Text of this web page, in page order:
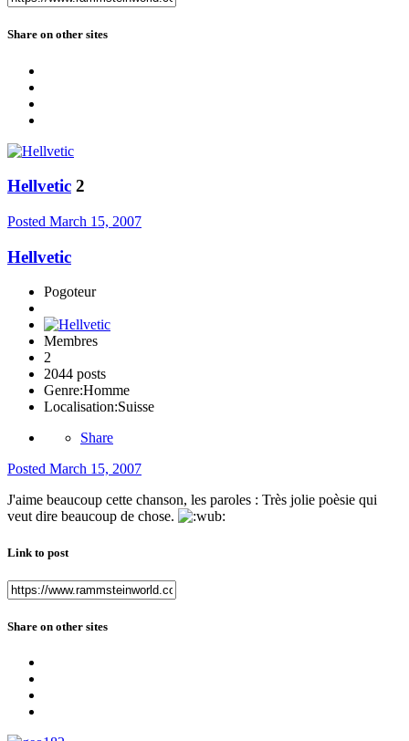
Share on other sites
Hellvetic 2
Posted March 15, 2007
Hellvetic
Pogoteur
Membres
2
2044 posts
Genre:Homme
Localisation:Suisse
Share
Posted March 15, 2007
J'aime beaucoup cette chanson, les paroles : Très jolie poèsie qui
veut dire beaucoup de chose.
Link to post
Share on other sites